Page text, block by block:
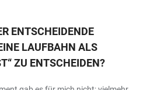
ENTSCHEIDENDE
LAUFBAHN ALS
ZU ENTSCHEIDEN?